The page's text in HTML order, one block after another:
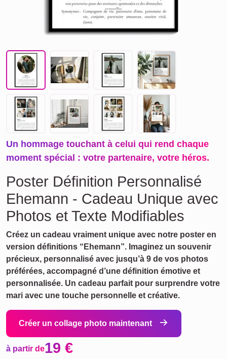
Un hommage touchant à celui qui rend chaque
moment spécial : votre partenaire, votre héros.
Poster Définition Personnalisé
Ehemann - Cadeau Unique avec
Photos et Texte Modifiables
Créez un cadeau vraiment unique avec notre poster en
version définitions “Ehemann”. Imaginez un souvenir
précieux, personnalisé avec jusqu’à 9 de vos photos
préférées, accompagné d’une définition émotive et
personnalisée. Un cadeau parfait pour surprendre votre
mari avec une touche personnelle et créative.
Créer un collage photo maintenant
à partir de19 €